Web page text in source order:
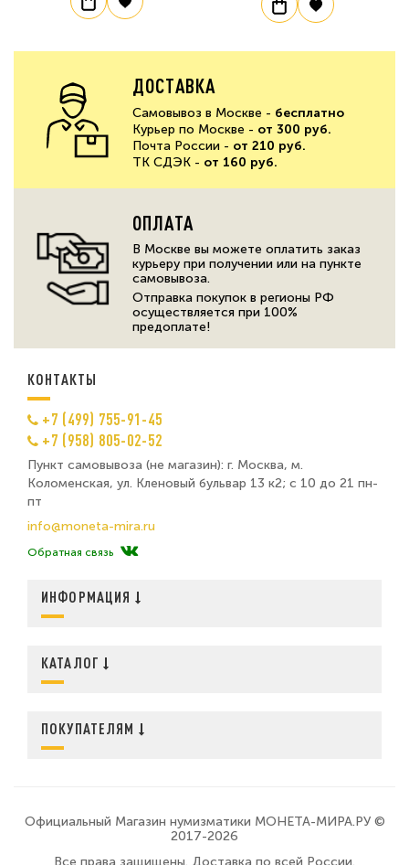
ДОСТАВКА
Самовывоз в Москве - бесплатно
Курьер по Москве - от 300 руб.
Почта России - от 210 руб.
ТК СДЭК - от 160 руб.
ОПЛАТА
В Москве вы можете оплатить заказ
курьеру при получении или на пункте
самовывоза.
Отправка покупок в регионы РФ
осуществляется при 100%
предоплате!
КОНТАКТЫ
+7 (499) 755-91-45
+7 (958) 805-02-52
Пункт самовывоза (не магазин): г. Москва, м.
Коломенская, ул. Кленовый бульвар 13 к2; с 10 до 21 пн-
пт
info@moneta-mira.ru
Обратная связь
ИНФОРМАЦИЯ
КАТАЛОГ
ПОКУПАТЕЛЯМ
Официальный Магазин нумизматики МОНЕТА-МИРА.РУ ©
2017-2026
Все права защищены. Доставка по всей России.